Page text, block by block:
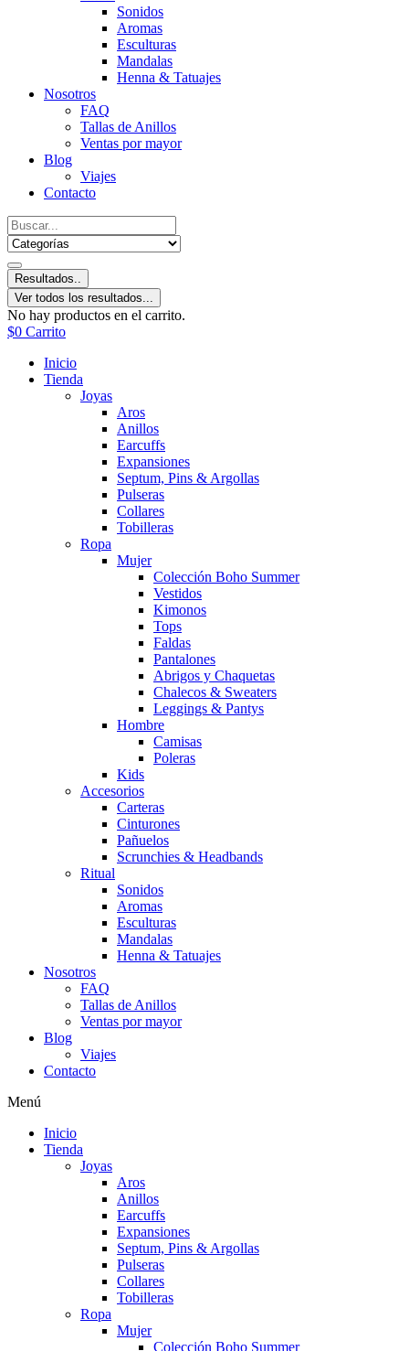
Sonidos
Aromas
Esculturas
Mandalas
Henna & Tatuajes
Nosotros
FAQ
Tallas de Anillos
Ventas por mayor
Blog
Viajes
Contacto
Resultados..
Ver todos los resultados...
No hay productos en el carrito.
$0 Carrito
Inicio
Tienda
Joyas
Aros
Anillos
Earcuffs
Expansiones
Septum, Pins & Argollas
Pulseras
Collares
Tobilleras
Ropa
Mujer
Colección Boho Summer
Vestidos
Kimonos
Tops
Faldas
Pantalones
Abrigos y Chaquetas
Chalecos & Sweaters
Leggings & Pantys
Hombre
Camisas
Poleras
Kids
Accesorios
Carteras
Cinturones
Pañuelos
Scrunchies & Headbands
Ritual
Sonidos
Aromas
Esculturas
Mandalas
Henna & Tatuajes
Nosotros
FAQ
Tallas de Anillos
Ventas por mayor
Blog
Viajes
Contacto
Menú
Inicio
Tienda
Joyas
Aros
Anillos
Earcuffs
Expansiones
Septum, Pins & Argollas
Pulseras
Collares
Tobilleras
Ropa
Mujer
Colección Boho Summer